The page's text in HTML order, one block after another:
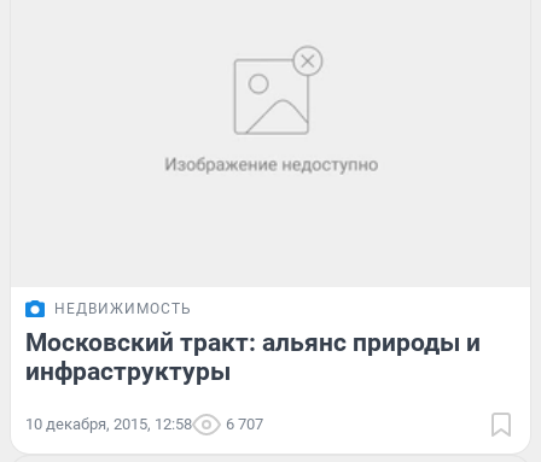
НЕДВИЖИМОСТЬ
Московский тракт: альянс природы и
инфраструктуры
10 декабря, 2015, 12:58 6 707